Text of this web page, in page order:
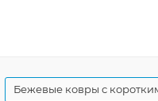
Бежевые ковры с